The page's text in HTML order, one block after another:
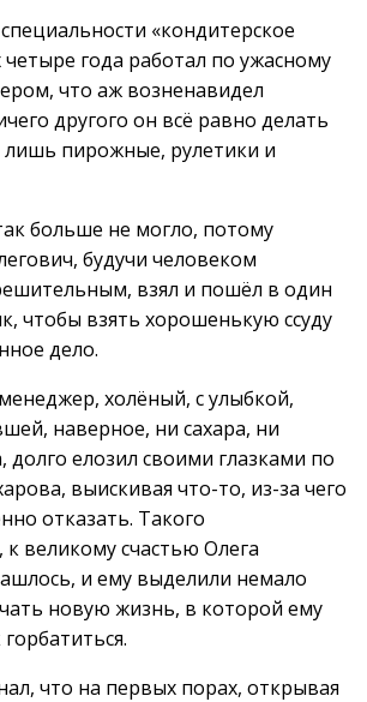
«кондитерское
года работал по ужасному
что аж возненавидел
другого он всё равно делать
лишь пирожные, рулетики и
больше не могло, потому
будучи человеком
взял и пошёл в один
чтобы взять хорошенькую ссуду
дело.
холёный, с улыбкой,
наверное, ни сахара, ни
долго елозил своими глазками по
выискивая что-то, из-за чего
отказать. Такого
к великому счастью Олега
и ему выделили немало
новую жизнь, в которой ему
что на первых порах, открывая